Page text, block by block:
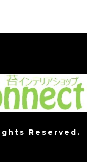
Reserved.